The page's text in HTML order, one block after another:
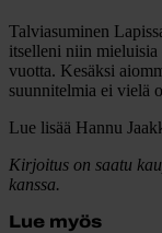
Talviasuminen
itselleni niin mieluisia
vuotta. Kesäksi
suunnitelmia ei vielä
Lue lisää Hannu
Kirjoitus on saatu
kanssa.
Lue myös